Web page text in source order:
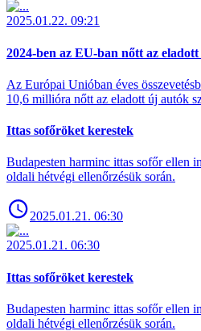
2025.01.22. 09:21
2024-ben az EU-ban nőtt az
Az Európai Unióban éves
10,6 millióra nőtt az eladott új autók
Ittas sofőröket kerestek
Budapesten harminc ittas sofőr ellen
oldali hétvégi ellenőrzésük során.
2025.01.21. 06:30
2025.01.21. 06:30
Ittas sofőröket kerestek
Budapesten harminc ittas sofőr ellen
oldali hétvégi ellenőrzésük során.